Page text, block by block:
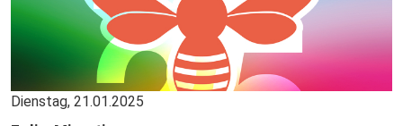
Dienstag, 21.01.2025